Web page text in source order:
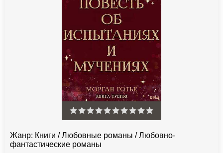
Жанр: Книги /Любовные романы /Любовно-
фантастические романы